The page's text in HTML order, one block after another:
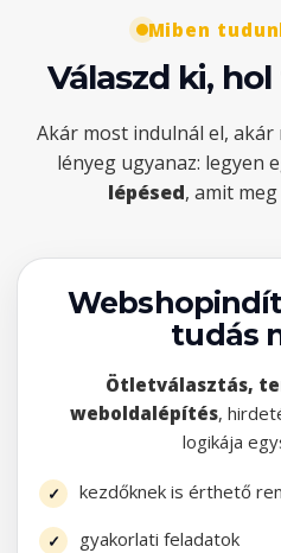
Miben
Válaszd ki,
Akár most indulnál el, akár
lényeg ugyanaz: legyen
lépésed, amit
tudás
Ötletválasztás,
weboldalépítés,
logikája
kezdőknek is érthető
gyakorlati feladatok